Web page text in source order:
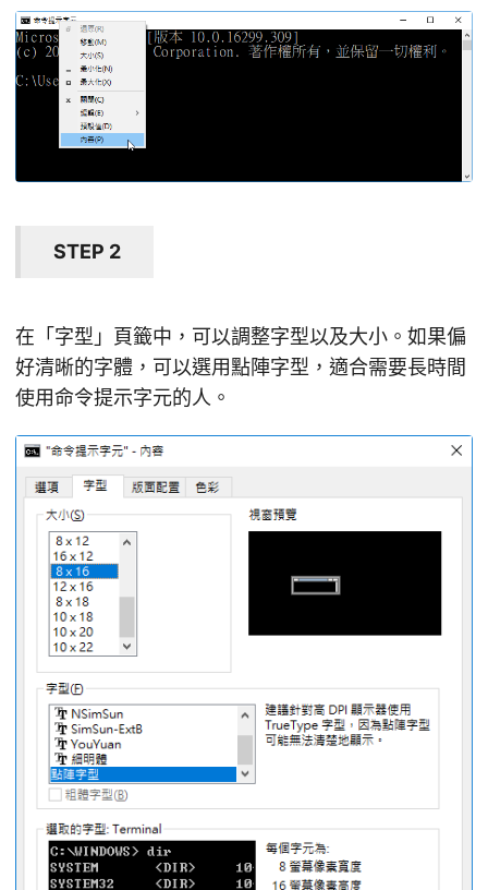
STEP 2
在「字型」頁籤中，可以調整字型以及大小。如果偏
好清晰的字體，可以選用點陣字型，適合需要長時間
使用命令提示字元的人。